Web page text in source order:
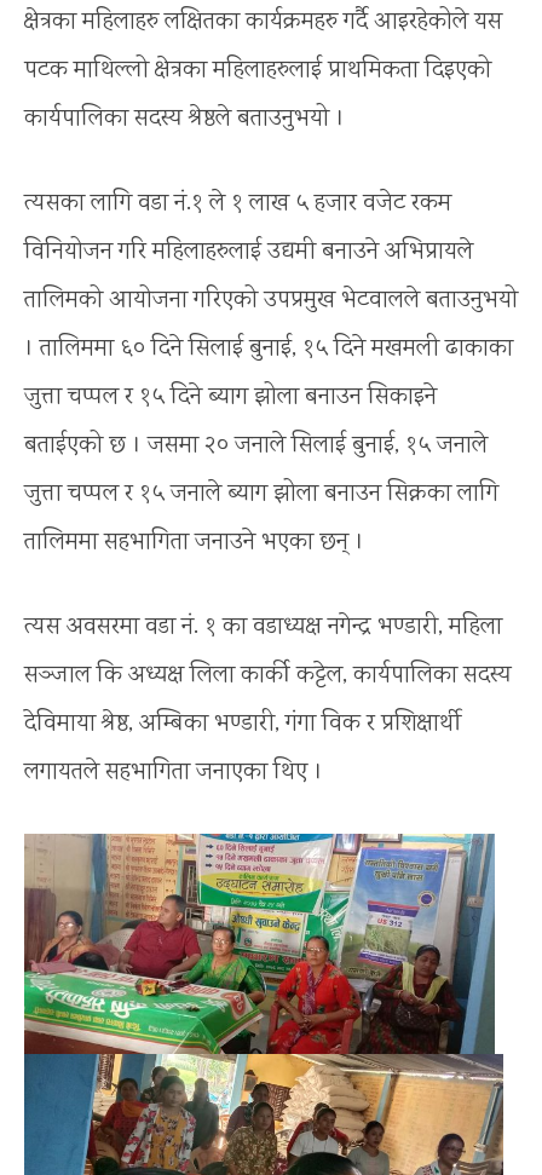
क्षेत्रका महिलाहरु लक्षितका कार्यक्रमहरु गर्दै आइरहेकोले यस
पटक माथिल्लो क्षेत्रका महिलाहरुलाई प्राथमिकता दिइएको
कार्यपालिका सदस्य श्रेष्ठले बताउनुभयो ।
त्यसका लागि वडा नं.१ ले १ लाख ५ हजार वजेट रकम
विनियोजन गरि महिलाहरुलाई उद्यमी बनाउने अभिप्रायले
तालिमको आयोजना गरिएको उपप्रमुख भेटवालले बताउनुभयो
। तालिममा ६० दिने सिलाई बुनाई, १५ दिने मखमली ढाकाका
जुत्ता चप्पल र १५ दिने ब्याग झोला बनाउन सिकाइने
बताईएको छ । जसमा २० जनाले सिलाई बुनाई, १५ जनाले
जुत्ता चप्पल र १५ जनाले ब्याग झोला बनाउन सिक्नका लागि
तालिममा सहभागिता जनाउने भएका छन् ।
त्यस अवसरमा वडा नं. १ का वडाध्यक्ष नगेन्द्र भण्डारी, महिला
सञ्जाल कि अध्यक्ष लिला कार्की कट्टेल, कार्यपालिका सदस्य
देविमाया श्रेष्ठ, अम्बिका भण्डारी, गंगा विक र प्रशिक्षार्थी
लगायतले सहभागिता जनाएका थिए ।